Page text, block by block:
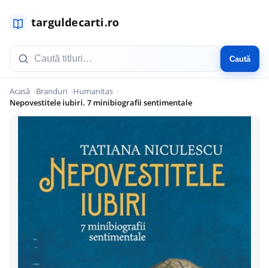
Caută
Acasă Branduri
Humanitas
Nepovestitele iubiri. 7 minibiografii sentimentale